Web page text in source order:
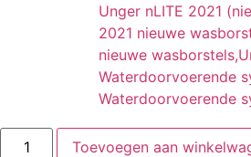
Unger nLITE 2021
2021 nieuwe
nieuwe
Waterdoorvoerende
Waterdoorvoerende
Toevoegen aan